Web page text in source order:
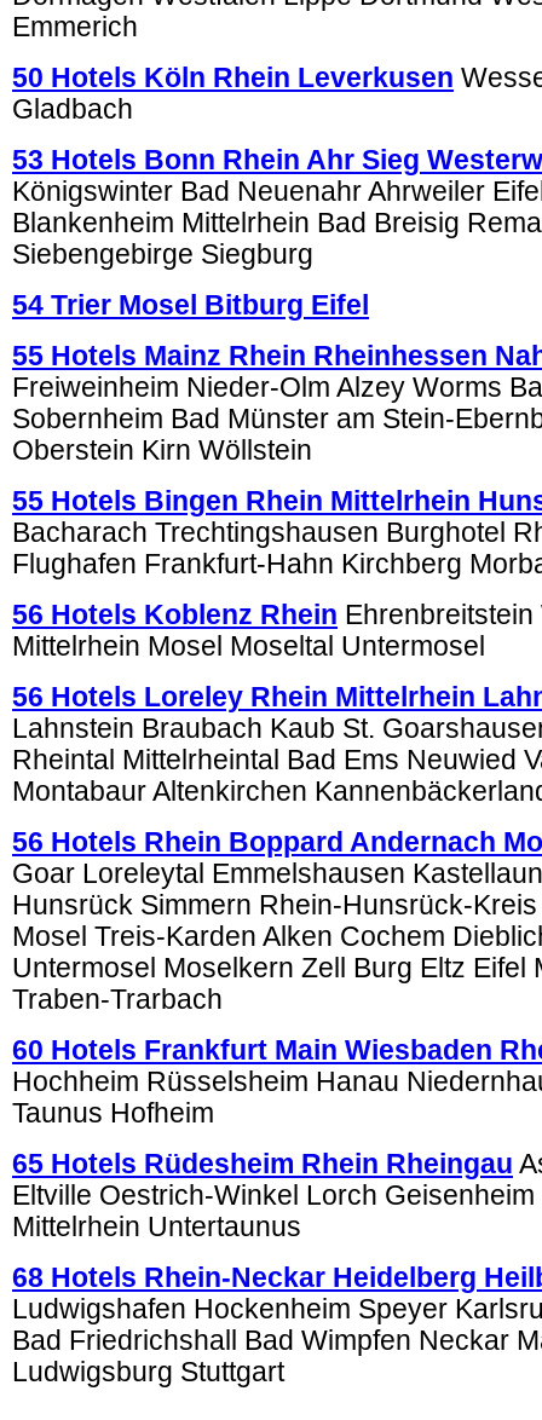
Emmerich
50 Hotels Köln Rhein Leverkusen
Gladbach
53 Hotels Bonn Rhein Ahr Sieg
Königswinter Bad Neuenahr Ahrweiler
Blankenheim Mittelrhein Bad Breisig
Siebengebirge Siegburg
54 Trier Mosel Bitburg Eifel
55 Hotels Mainz Rhein Rheinhessen
Freiweinheim Nieder-Olm Alzey Worms
Sobernheim Bad Münster am Stein-
Oberstein Kirn Wöllstein
55 Hotels Bingen Rhein Mittelrhein
Bacharach Trechtingshausen Burghotel
Flughafen Frankfurt-Hahn Kirchberg
56 Hotels Koblenz Rhein Ehrenbreitstein
Mittelrhein Mosel Moseltal Untermosel
56 Hotels Loreley Rhein Mittelrhein
Lahnstein Braubach Kaub St.
Rheintal Mittelrheintal Bad Ems Neuwied
Montabaur Altenkirchen
56 Hotels Rhein Boppard Andernach
Goar Loreleytal Emmelshausen
Hunsrück Simmern Rhein-Hunsrück-
Mosel Treis-Karden Alken Cochem
Untermosel Moselkern Zell Burg Eltz Eifel
Traben-Trarbach
60 Hotels Frankfurt Main Wiesbaden
Hochheim Rüsselsheim Hanau
Taunus Hofheim
65 Hotels Rüdesheim Rhein Rheingau
Eltville Oestrich-Winkel Lorch Geisenheim
Mittelrhein Untertaunus
68 Hotels Rhein-Neckar Heidelberg
Ludwigshafen Hockenheim Speyer
Bad Friedrichshall Bad Wimpfen Neckar
Ludwigsburg Stuttgart